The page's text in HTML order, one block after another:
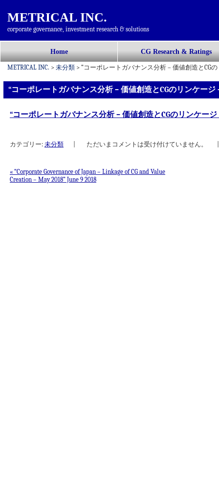
METRICAL INC.
corporate governance, investment research & solutions
メインメニュー
ン
ン
ツ
へ
Home CG Research & Ratings
METRICAL INC. > 未分類 > “コーポレートガバナンス分析 – 価値創造とCG
“コーポレートガバナンス分析 – 価値創造とCGのリンケー
“コーポレートガバナンス分析 – 価値創造とCGのリンケー
カテゴリー: 未分類 ただいまコメントは受け付けていません。
投稿ナビゲーション
« “Corporate Governance of Japan – Linkage of CG and Value
Creation – May 2018” June 9 2018